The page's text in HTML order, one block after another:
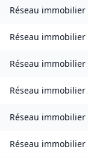
Réseau immobilier
Réseau immobilier
Réseau immobilier
Réseau immobilier
Réseau immobilier
Réseau immobilier